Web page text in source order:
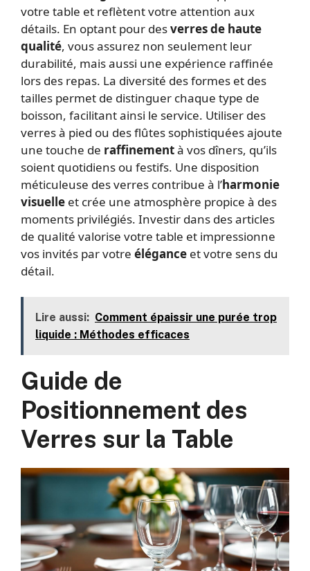
votre table et reflètent votre attention aux
détails. En optant pour desverres de haute
qualité, vous assurez non seulement leur
durabilité, mais aussi une expérience raffinée
lors des repas. La diversité des formes et des
tailles permet de distinguer chaque type de
boisson, facilitant ainsi le service. Utiliser des
verres à pied ou des flûtes sophistiquées ajoute
une touche de raffinementà vos dîners, qu’ils
soient quotidiens ou festifs. Une disposition
méticuleuse des verres contribue à l’harmonie
visuelle et crée une atmosphère propice à des
moments privilégiés. Investir dans des articles
de qualité valorise votre table et impressionne
vos invités par votre élégance et votre sens du
détail.
Lire aussi: Comment épaissir une purée trop
liquide : Méthodes efficaces
Guide de
Positionnement des
Verres sur la Table